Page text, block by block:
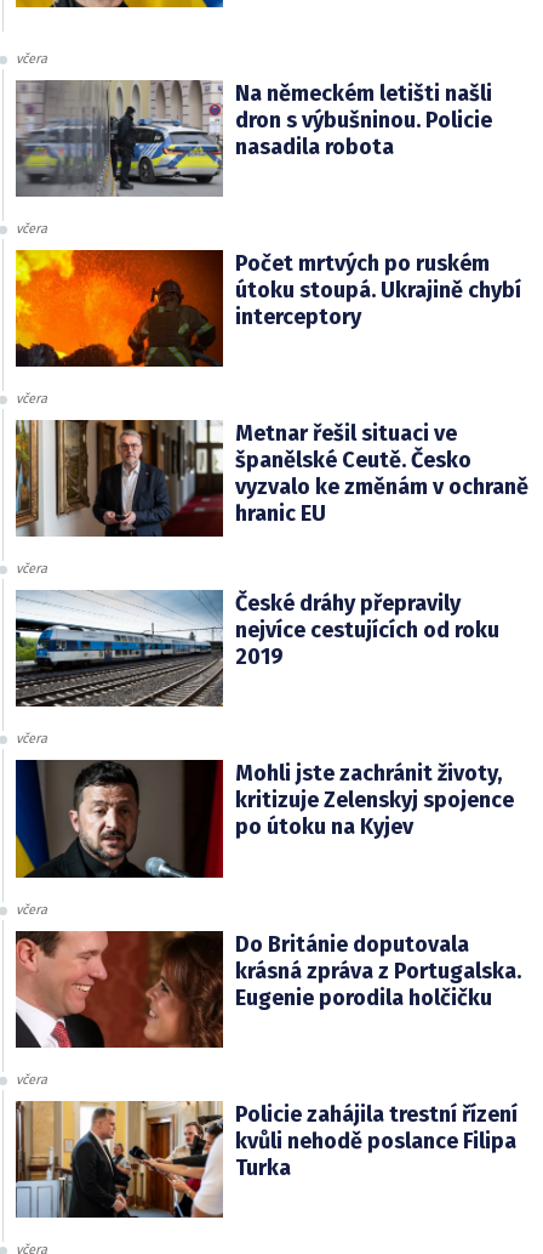
včera
Na německém letišti našli
dron s výbušninou. Policie
nasadila robota
včera
Počet mrtvých po ruském
útoku stoupá. Ukrajině chybí
interceptory
včera
Metnar řešil situaci ve
španělské Ceutě. Česko
vyzvalo ke změnám v ochraně
hranic EU
včera
České dráhy přepravily
nejvíce cestujících od roku
2019
včera
Mohli jste zachránit životy,
kritizuje Zelenskyj spojence
po útoku na Kyjev
včera
Do Británie doputovala
krásná zpráva z Portugalska.
Eugenie porodila holčičku
včera
Policie zahájila trestní řízení
kvůli nehodě poslance Filipa
Turka
včera